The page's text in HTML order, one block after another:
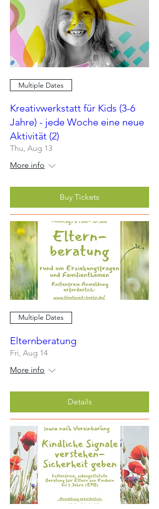
Multiple Dates
Kreativwerkstatt für Kids (3-6
Jahre) - jede Woche eine neue
Aktivität (2)
Thu, Aug 13
More info
Buy Tickets
Multiple Dates
Elternberatung
Fri, Aug 14
More info
Details